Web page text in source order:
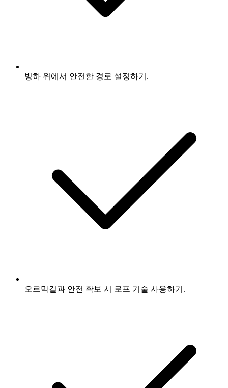
빙하 위에서 안전한 경로 설정하기.
오르막길과 안전 확보 시 로프 기술 사용하기.